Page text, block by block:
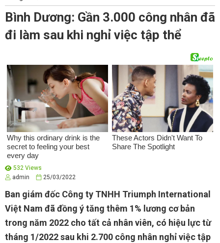
Bình Dương: Gần 3.000 công nhân đã
đi làm sau khi nghỉ việc tập thể
532 Views
admin
25/03/2022
Ban giám đốc Công ty TNHH Triumph International
Việt Nam đã đồng ý tăng thêm 1% lương cơ bản
trong năm 2022 cho tất cả nhân viên, có hiệu lực từ
tháng 1/2022 sau khi 2.700 công nhân nghỉ việc tập